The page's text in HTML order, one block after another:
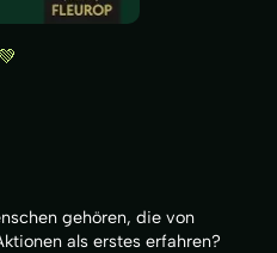
gehören, die von
als erstes erfahren?